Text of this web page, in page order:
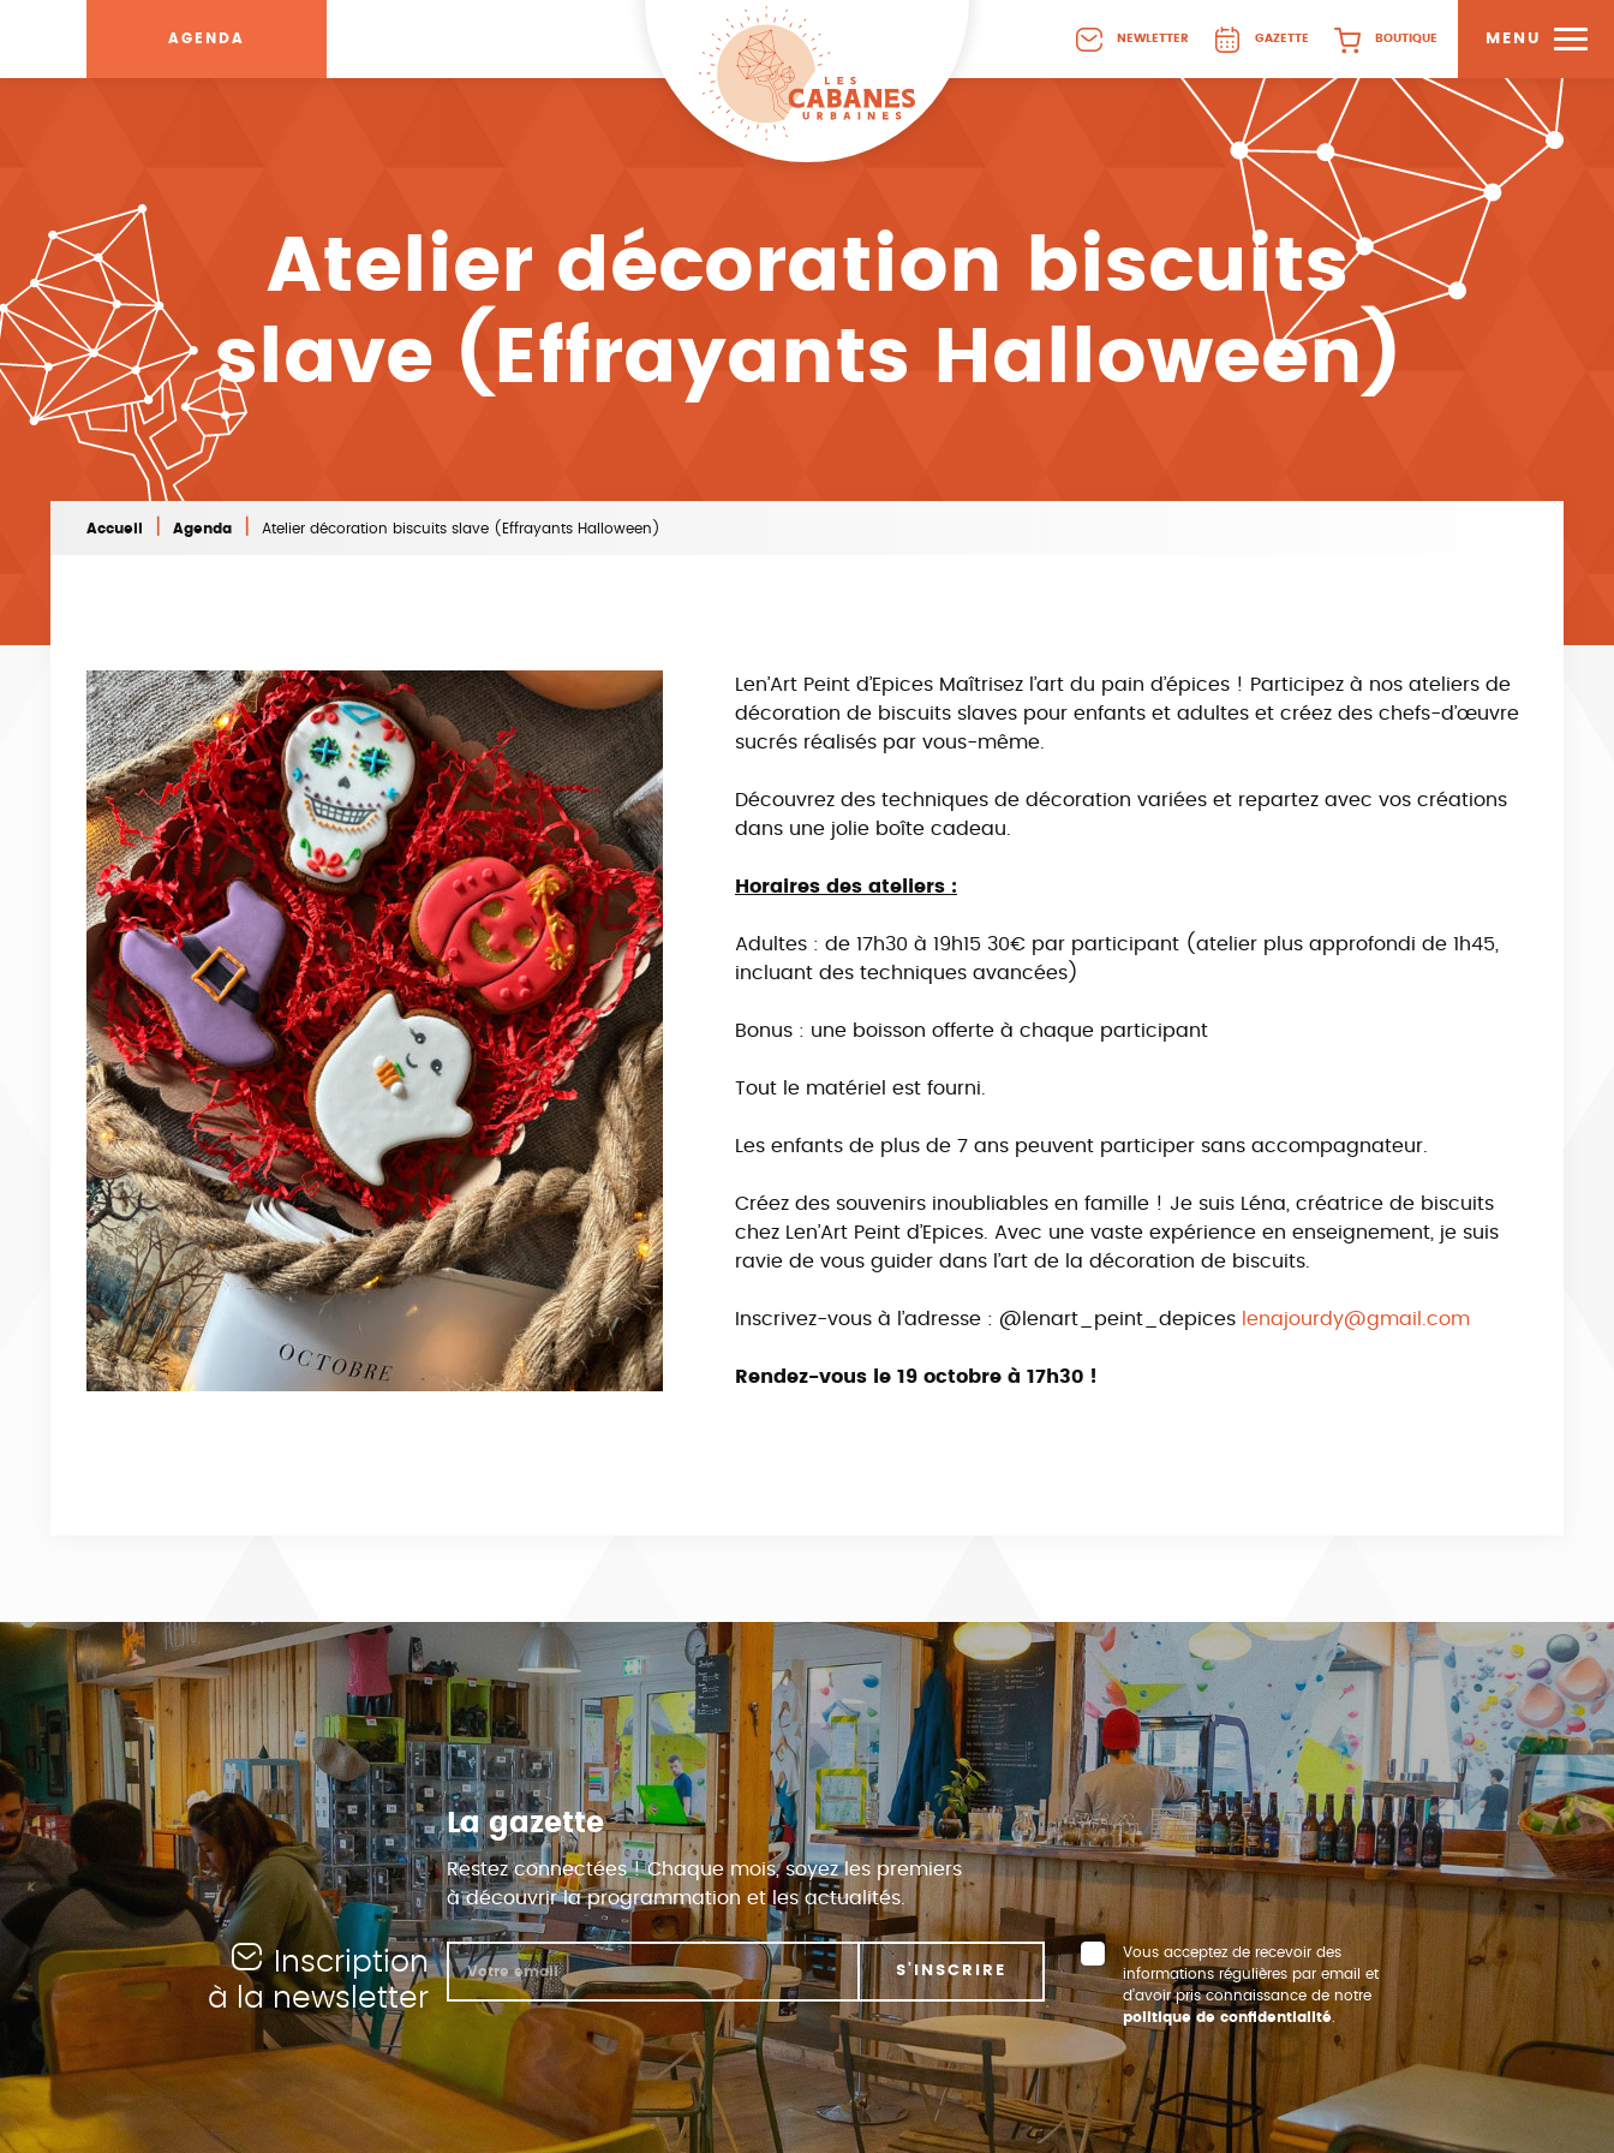
AGENDA NEWLETTER GAZETTE BOUTIQUE MENU
Atelier décoration biscuits
slave (Effrayants Halloween)
Accueil Agenda Atelier décoration biscuits slave (Effrayants Halloween)
Len’Art Peint d’Epices Maîtrisez l’art du pain d’épices ! Participez à nos ateliers de
décoration de biscuits slaves pour enfants et adultes et créez des chefs-d’œuvre
sucrés réalisés par vous-même.
Découvrez des techniques de décoration variées et repartez avec vos créations
dans une jolie boîte cadeau.
Horaires des ateliers :
Adultes : de 17h30 à 19h15 30€ par participant (atelier plus approfondi de 1h45,
incluant des techniques avancées)
Bonus : une boisson offerte à chaque participant
Tout le matériel est fourni.
Les enfants de plus de 7 ans peuvent participer sans accompagnateur.
Créez des souvenirs inoubliables en famille ! Je suis Léna, créatrice de biscuits
chez Len’Art Peint d’Epices. Avec une vaste expérience en enseignement, je suis
ravie de vous guider dans l’art de la décoration de biscuits.
Inscrivez-vous à l’adresse : @lenart_peint_depices lenajourdy@gmail.com
Rendez-vous le 19 octobre à 17h30 !
La gazette
Restez connectées ! Chaque mois, soyez les premiers
à découvrir la programmation et les actualités.
Inscription
à la newsletter
S'INSCRIRE
Vous acceptez de recevoir des
informations régulières par email et
d’avoir pris connaissance de notre
politique de confidentialité.